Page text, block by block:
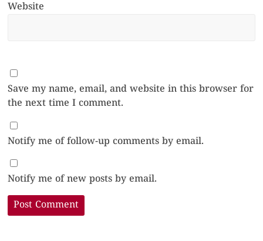
Website
Save my name, email, and website in this browser for
the next time I comment.
Notify me of follow-up comments by email.
Notify me of new posts by email.